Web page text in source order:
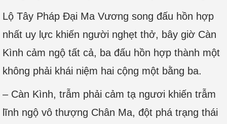
Lộ Tây Pháp Đại Ma Vương song đấu hồn hợp
nhất uy lực khiến người nghẹt thở, bây giờ Càn
Kình cảm ngộ tất cả, ba đấu hồn hợp thành một
không phải khái niệm hai cộng một bằng ba.
– Càn Kình, trẫm phải cảm tạ ngươi khiến trẫm
lĩnh ngộ vô thượng Chân Ma, đột phá trạng thái